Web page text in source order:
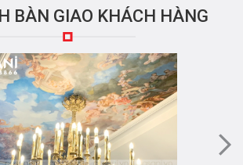
BÀN GIAO KHÁCH HÀNG